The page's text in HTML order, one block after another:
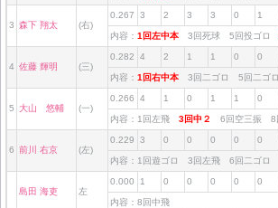
3 森下 翔太 (右)
0.267 3 2 3 3 0 1
内容： 1回左中本 3回死球 5回投ゴロ
4 佐藤 輝明 (三)
0.282 4 2 1 1 0 0
内容： 1回右中本 3回二ゴロ 5回二ゴ
5 大山 悠輔 (一)
0.266 4 1 0 1 1 0
内容：1回左飛 3回中２ 6回空三振
6 前川 右京 (左)
0.229 3 0 0 0 0 0
内容：1回遊ゴロ 3回左飛 6回二ゴロ
島田 海吏 左
0.000 1 0 0 0 0 0
内容：8回中飛